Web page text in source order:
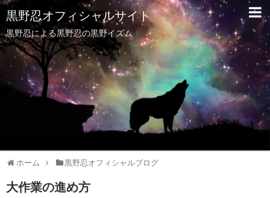
黒野忍オフィシャルサイト
黒野忍による黒野忍の黒野イズム
ホーム 黒野忍オフィシャルブログ
大作業の進め方